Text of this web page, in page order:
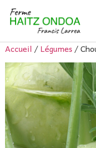
Accueil/Légumes/